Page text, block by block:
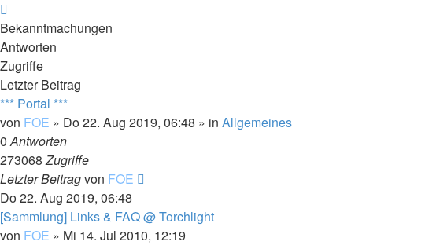
Bekanntmachungen
Antworten
Zugriffe
Letzter Beitrag
*** Portal ***
von FOE » Do 22. Aug 2019, 06:48 » in Allgemeines
0Antworten
273068Zugriffe
Letzter Beitragvon FOE
Do 22. Aug 2019, 06:48
[Sammlung] Links & FAQ @ Torchlight
von FOE » Mi 14. Jul 2010, 12:19